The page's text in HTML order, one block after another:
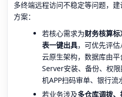
多终端远程访问不稳定等问题，
方案：
若核心需求为财务核算
表一键出具，可优先评估
云原生架构，数据库由
Server安装、备份、权
机APP扫码审单、银行流
若业务涉及多仓库调拨